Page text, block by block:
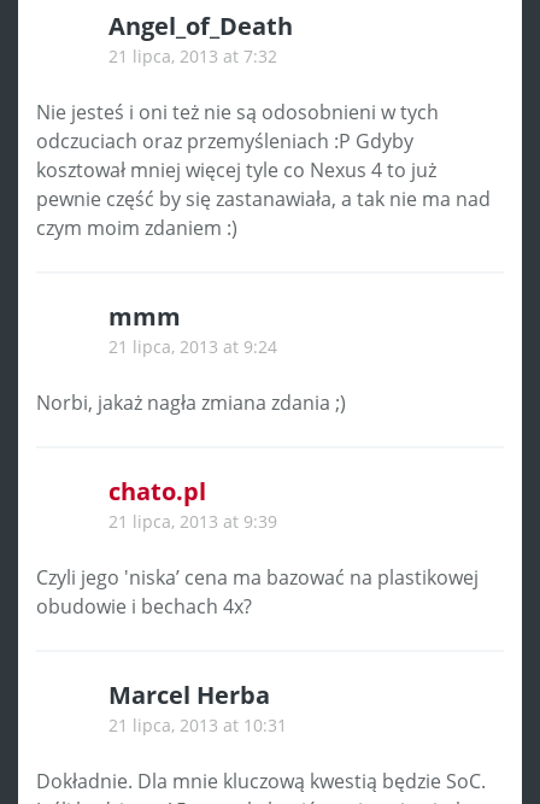
Angel_of_Death
21 lipca, 2013 at 7:32
Nie jesteś i oni też nie są odosobnieni w tych
odczuciach oraz przemyśleniach :P Gdyby
kosztował mniej więcej tyle co Nexus 4 to już
pewnie część by się zastanawiała, a tak nie ma nad
czym moim zdaniem :)
mmm
21 lipca, 2013 at 9:24
Norbi, jakaż nagła zmiana zdania ;)
chato.pl
21 lipca, 2013 at 9:39
Czyli jego 'niska’ cena ma bazować na plastikowej
obudowie i bechach 4x?
Marcel Herba
21 lipca, 2013 at 10:31
Dokładnie. Dla mnie kluczową kwestią będzie SoC.